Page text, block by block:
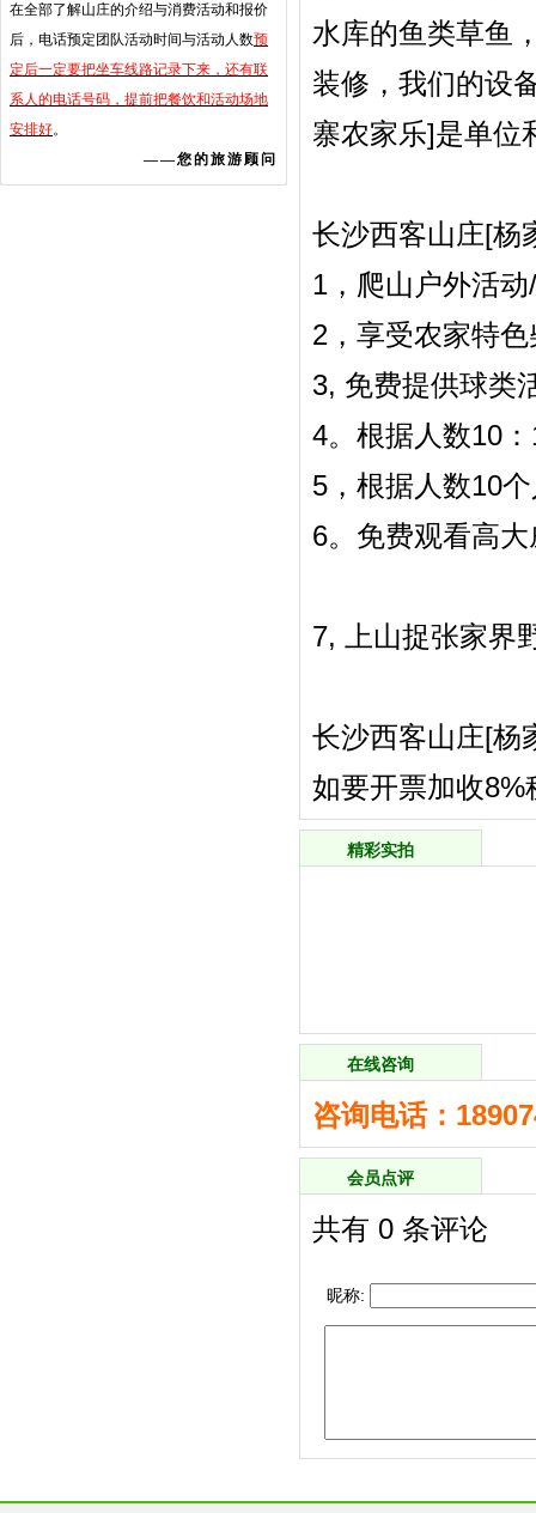
在全部了解山庄的介绍与消费活动和报价
后，电话预定团队活动时间与活动人数预
定后一定要把坐车线路记录下来，还有联
系人的电话号码，提前把餐饮和活动场地
安排好。
——您的旅游顾问
水库的鱼类草鱼
装修，我们的设
寨农家乐]是单位
长沙西客山庄[杨
1，爬山户外活
2，享受农家特
3, 免费提供球类
4。根据人数10
5，根据人数10
6。免费观看高
7, 上山捉张家界
长沙西客山庄[杨
如要开票加收
精彩实拍
在线咨询
咨询电话：
会员点评
共有 0 条评论
昵称: